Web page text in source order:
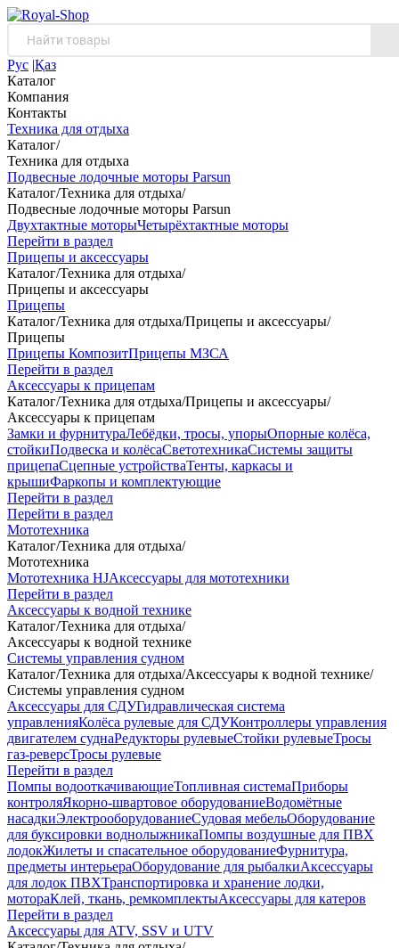
Рус |Қаз
Каталог
Компания
Контакты
Техника для отдыха
Каталог/
Техника для отдыха
Подвесные лодочные моторы Parsun
Каталог/Техника для отдыха/
Подвесные лодочные моторы Parsun
Двухтактные моторыЧетырёхтактные моторы
Перейти в раздел
Прицепы и аксессуары
Каталог/Техника для отдыха/
Прицепы и аксессуары
Прицепы
Каталог/Техника для отдыха/Прицепы и аксессуары/
Прицепы
Прицепы КомпозитПрицепы МЗСА
Перейти в раздел
Аксессуары к прицепам
Каталог/Техника для отдыха/Прицепы и аксессуары/
Аксессуары к прицепам
Замки и фурнитураЛебёдки, тросы, упорыОпорные колёса,
стойкиПодвеска и колёсаСветотехникаСистемы защиты
прицепаСцепные устройстваТенты, каркасы и
крышиФаркопы и комплектующие
Перейти в раздел
Перейти в раздел
Мототехника
Каталог/Техника для отдыха/
Мототехника
Мототехника HJАксессуары для мототехники
Перейти в раздел
Аксессуары к водной технике
Каталог/Техника для отдыха/
Аксессуары к водной технике
Системы управления судном
Каталог/Техника для отдыха/Аксессуары к водной технике/
Системы управления судном
Аксессуары для СДУГидравлическая система
управленияКолёса рулевые для СДУКонтроллеры управления
двигателем суднаРедукторы рулевыеСтойки рулевыеТросы
газ-реверсТросы рулевые
Перейти в раздел
Помпы водооткачивающиеТопливная системаПриборы
контроляЯкорно-швартовое оборудованиеВодомётные
насадкиЭлектрооборудованиеСудовая мебельОборудование
для буксировки воднолыжникаПомпы воздушные для ПВХ
лодокЖилеты и спасательное оборудованиеФурнитура,
предметы интерьераОборудование для рыбалкиАксессуары
для лодок ПВХТранспортировка и хранение лодки,
мотораКлей, ткань, ремкомплектыАксессуары для катеров
Перейти в раздел
Аксессуары для ATV, SSV и UTV